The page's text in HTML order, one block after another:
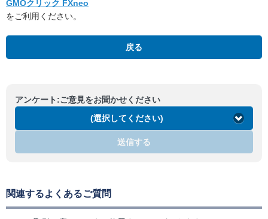
GMOクリック FXneo
をご利用ください。
戻る
アンケート:ご意見をお聞かせください
(選択してください)
送信する
関連するよくあるご質問